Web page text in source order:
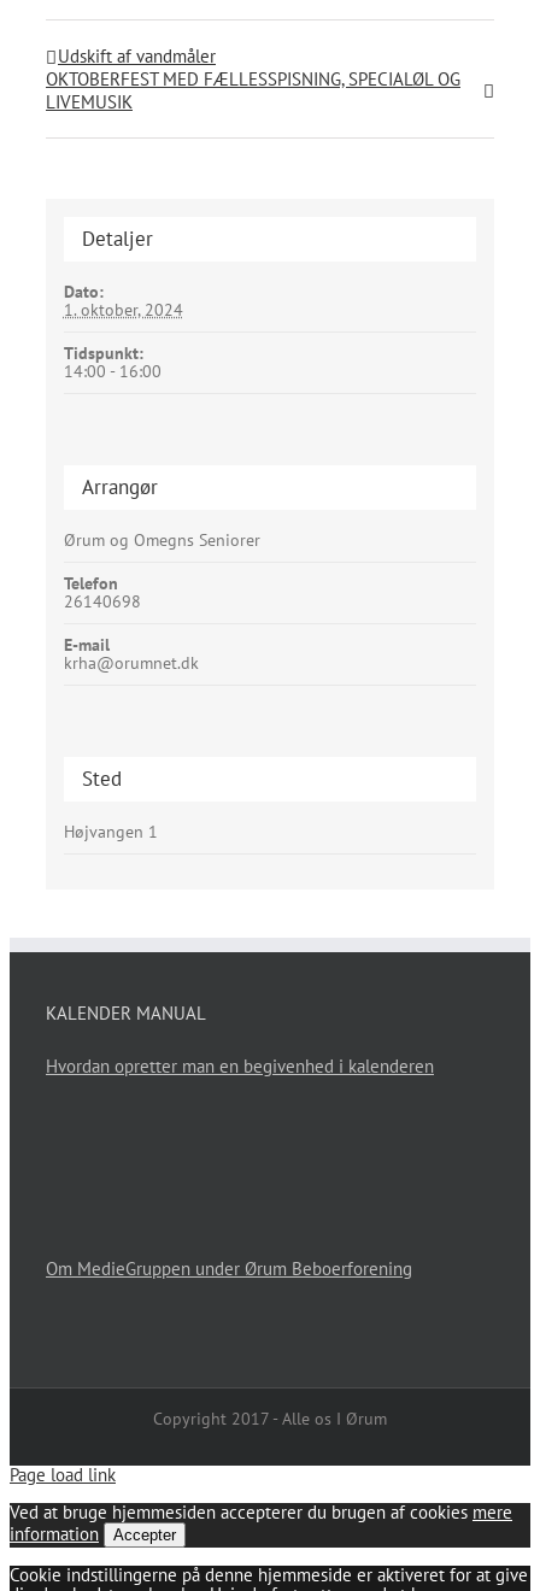
Udskift af vandmåler
OKTOBERFEST MED FÆLLESSPISNING, SPECIALØL OG
LIVEMUSIK
Detaljer
Dato:
1. oktober, 2024
Tidspunkt:
14:00 - 16:00
Arrangør
Ørum og Omegns Seniorer
Telefon
26140698
E-mail
krha@orumnet.dk
Sted
Højvangen 1
KALENDER MANUAL
Hvordan opretter man en begivenhed i kalenderen
Om MedieGruppen under Ørum Beboerforening
Copyright 2017 - Alle os I Ørum
Page load link
Ved at bruge hjemmesiden accepterer du brugen af cookies mere
information
Accepter
Cookie indstillingerne på denne hjemmeside er aktiveret for at give